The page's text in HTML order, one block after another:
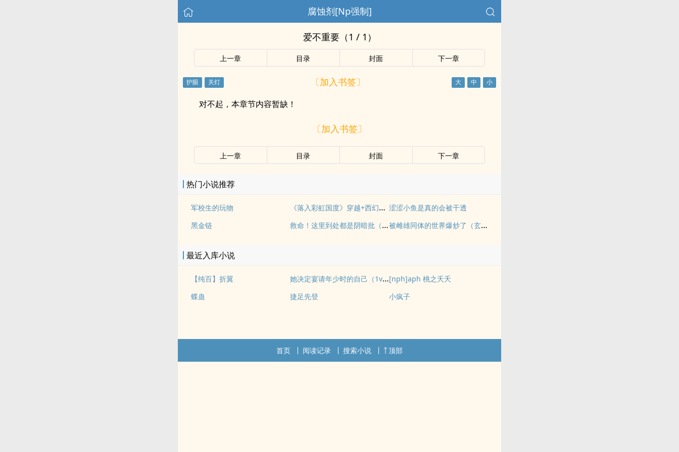
腐蚀剂[Np强制]
爱不重要（1 / 1）
上一章 目录 封面 下一章
〔加入书签〕
对不起，本章节内容暂缺！
〔加入书签〕
上一章 目录 封面 下一章
热门小说推荐
军校生的玩物 《落入彩虹国度》穿越+西幻+言情 涩涩小鱼是真的会被干透
黑金链
救命！这里到处都是阴暗批（西幻NPH） 被雌雄同体的世界爆炒了（玄幻nph）
最近入库小说
【纯百】折翼 她决定宴请年少时的自己（1v1H）[nph]aph 桃之夭夭
蝶蛊
捷足先登 小疯子
首页 阅读记录 搜索小说 顶部